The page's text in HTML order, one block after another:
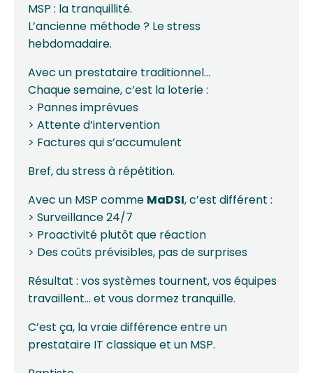
MSP : la tranquillité.
L’ancienne méthode ? Le stress
hebdomadaire.
Avec un prestataire traditionnel…
Chaque semaine, c’est la loterie :
> Pannes imprévues
> Attente d’intervention
> Factures qui s’accumulent
Bref, du stress à répétition.
Avec un MSP comme MaDSI, c’est différent :
> Surveillance 24/7
> Proactivité plutôt que réaction
> Des coûts prévisibles, pas de surprises
Résultat : vos systèmes tournent, vos équipes
travaillent… et vous dormez tranquille.
C’est ça, la vraie différence entre un
prestataire IT classique et un MSP.